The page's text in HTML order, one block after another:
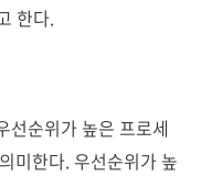
한다.
선순위가 높은 프로세
미한다. 우선순위가 높